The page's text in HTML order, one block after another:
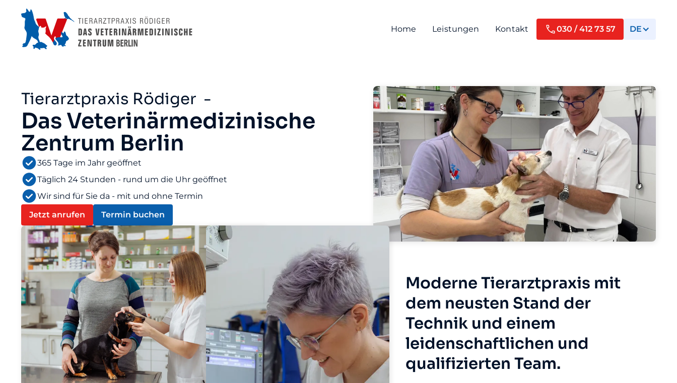
Home Leistungen Kontakt 030 / 412 73 57 DE
Tierarztpraxis Rödiger -
Das Veterinärmedizinische
Zentrum Berlin
365 Tage im Jahr geöffnet
Täglich 24 Stunden - rund um die Uhr geöffnet
Wir sind für Sie da - mit und ohne Termin
Jetzt anrufen
Termin buchen
Moderne Tierarztpraxis mit
dem neusten Stand der
Technik und einem
leidenschaftlichen und
qualifizierten Team.